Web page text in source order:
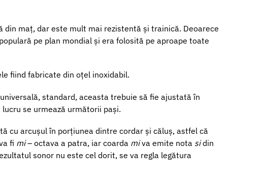
din maț, dar este mult mai rezistentă și trainică. Deoarece
pe plan mondial și era folosită pe aproape toate
fiind fabricate din oțel inoxidabil.
standard, aceasta trebuie să fie ajustată în
se urmează următorii pași.
cu arcușul în porțiunea dintre cordar și căluș, astfel că
fi mi– octava a patra, iar coarda miva emite nota sidin
sonor nu este cel dorit, se va regla legătura